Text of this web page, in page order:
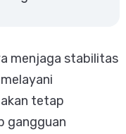
menjaga stabilitas
tetap
gangguan